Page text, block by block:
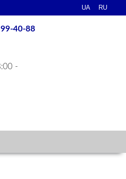
40-88
-